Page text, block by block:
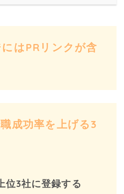
はPRリンクが含
成功率を上げる3
位3社に登録する